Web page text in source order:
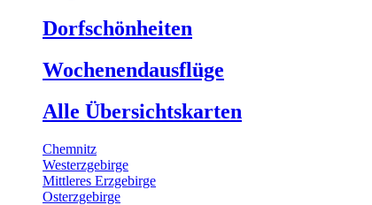
Dorfschönheiten
Wochenendausflüge
Alle Übersichtskarten
Chemnitz
Westerzgebirge
Mittleres Erzgebirge
Osterzgebirge